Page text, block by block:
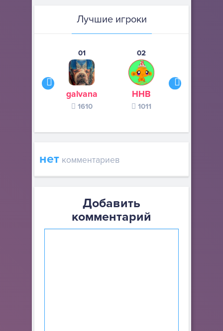
Лучшие игроки
01
galvana
1610
02
ННВ
1011
нет комментариев
Добавить
комментарий